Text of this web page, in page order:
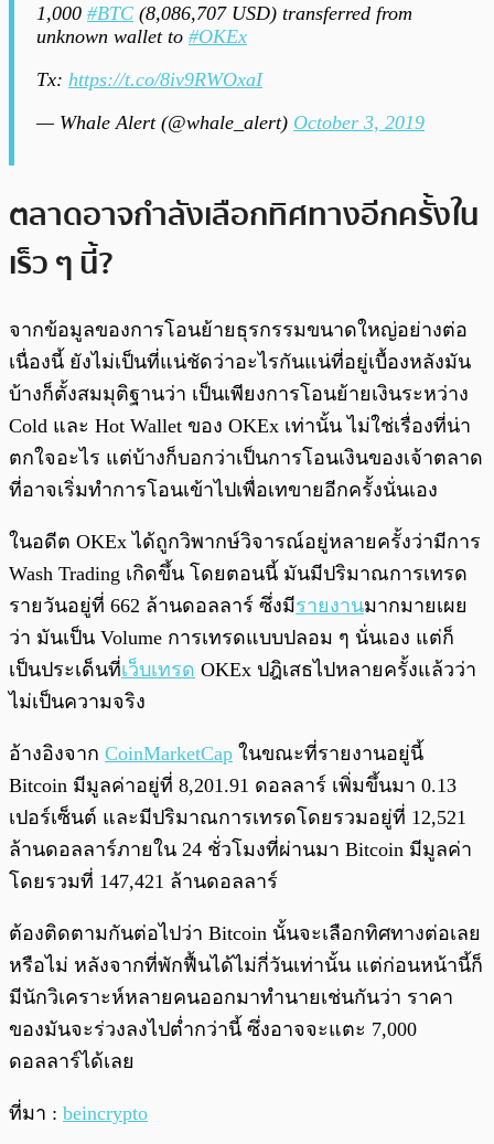
1,000 #BTC (8,086,707 USD) transferred from
unknown wallet to #OKEx
Tx: https://t.co/8iv9RWOxaI
— Whale Alert (@whale_alert) October 3, 2019
ตลาดอาจกำลังเลือกทิศทางอีกครั้งใน
เร็ว ๆ นี้?
จากข้อมูลของการโอนย้ายธุรกรรมขนาดใหญ่อย่างต่อ
เนื่องนี้ ยังไม่เป็นที่แน่ชัดว่าอะไรกันแน่ที่อยู่เบื้องหลังมัน
บ้างก็ตั้งสมมุติฐานว่า เป็นเพียงการโอนย้ายเงินระหว่าง
Cold และ Hot Wallet ของ OKEx เท่านั้น ไม่ใช่เรื่องที่น่า
ตกใจอะไร แต่บ้างก็บอกว่าเป็นการโอนเงินของเจ้าตลาด
ที่อาจเริ่มทำการโอนเข้าไปเพื่อเทขายอีกครั้งนั่นเอง
ในอดีต OKEx ได้ถูกวิพากษ์วิจารณ์อยู่หลายครั้งว่ามีการ
Wash Trading เกิดขึ้น โดยตอนนี้ มันมีปริมาณการเทรด
รายวันอยู่ที่ 662 ล้านดอลลาร์ ซึ่งมีรายงานมากมายเผย
ว่า มันเป็น Volume การเทรดแบบปลอม ๆ นั่นเอง แต่ก็
เป็นประเด็นที่เว็บเทรด OKEx ปฎิเสธไปหลายครั้งแล้วว่า
ไม่เป็นความจริง
อ้างอิงจาก CoinMarketCap ในขณะที่รายงานอยู่นี้
Bitcoin มีมูลค่าอยู่ที่ 8,201.91 ดอลลาร์ เพิ่มขึ้นมา 0.13
เปอร์เซ็นต์ และมีปริมาณการเทรดโดยรวมอยู่ที่ 12,521
ล้านดอลลาร์ภายใน 24 ชั่วโมงที่ผ่านมา Bitcoin มีมูลค่า
โดยรวมที่ 147,421 ล้านดอลลาร์
ต้องติดตามกันต่อไปว่า Bitcoin นั้นจะเลือกทิศทางต่อเลย
หรือไม่ หลังจากที่พักฟื้นได้ไม่กี่วันเท่านั้น แต่ก่อนหน้านี้ก็
มีนักวิเคราะห์หลายคนออกมาทำนายเช่นกันว่า ราคา
ของมันจะร่วงลงไปต่ำกว่านี้ ซึ่งอาจจะแตะ 7,000
ดอลลาร์ได้เลย
ที่มา : beincrypto